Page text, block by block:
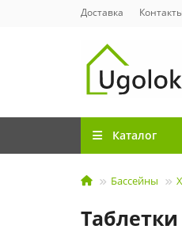
Доставка
Каталог
Бассейны